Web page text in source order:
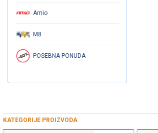
Amio
M8
POSEBNA PONUDA
KATEGORIJE PROIZVODA